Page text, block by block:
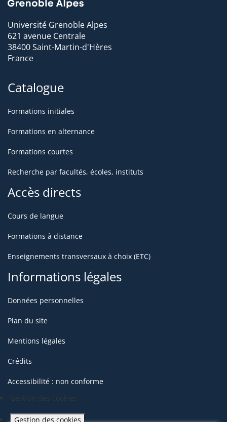
de la presse et des médias.
Université Grenoble Alpes
621 avenue Centrale
38400 Saint-Martin-d'Hères
France
Catalogue
Formations initiales
Formations en alternance
Formations courtes
Recherche par facultés, écoles, instituts
Accès directs
Cours de langue
Formations à distance
Enseignements transversaux à choix (ETC)
Informations légales
Données personnelles
Plan du site
Mentions légales
Crédits
Accessibilité : non conforme
Gestion des cookies
Gestion des cookies